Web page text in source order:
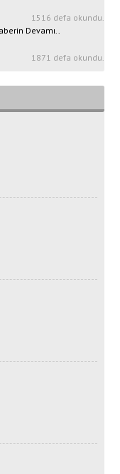
1516 defa okundu.
Devamı..
1871 defa okundu.